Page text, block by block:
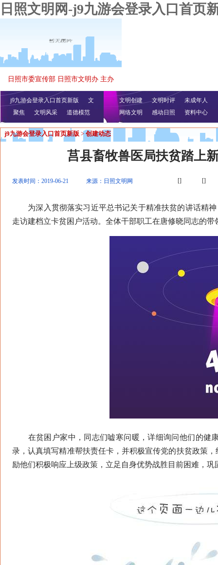
日照文明网-j9九游会登录入口首页
日照市委宣传部 日照市文明办 主办
j9九游会登录入口首页新版
文
明播报
公益视频
聚焦 文明风采 道德模范
文明创建 文明时评
未成年人
网络文明
感动日照 资料中心
j9九游会登录入口首页新版 > 创建动态
莒县畜牧兽医局扶贫踏上
发表时间：2019-06-21 来源：日照文明网 [] []
为深入贯彻落实习近平总书记关于精准扶贫的讲话精神
走访建档立卡贫困户活动。全体干部职工在唐修晓同志的
在贫困户家中，同志们嘘寒问暖，详细询问他们的健
录，认真填写精准帮扶责任卡，并积极宣传党的扶贫政策
励他们积极响应上级政策，立足自身优势战胜目前困难，巩